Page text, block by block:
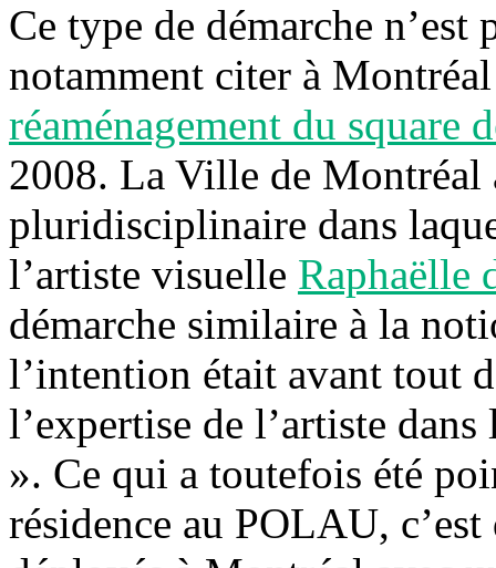
Ce type de démarche
notamment citer à
réaménagement du square
2008. La Ville de Montréal
pluridisciplinaire dans
l’artiste visuelle Raphaëlle
démarche similaire à la
l’intention était avant tout
l’expertise de l’artiste
». Ce qui a toutefois été
résidence au POLAU,